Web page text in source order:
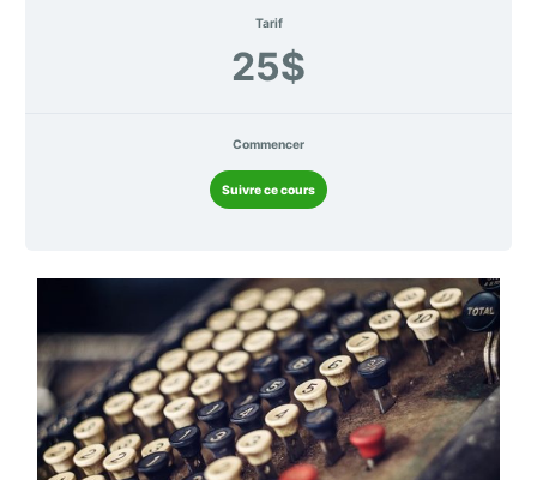
Tarif
25$
Commencer
Suivre ce cours